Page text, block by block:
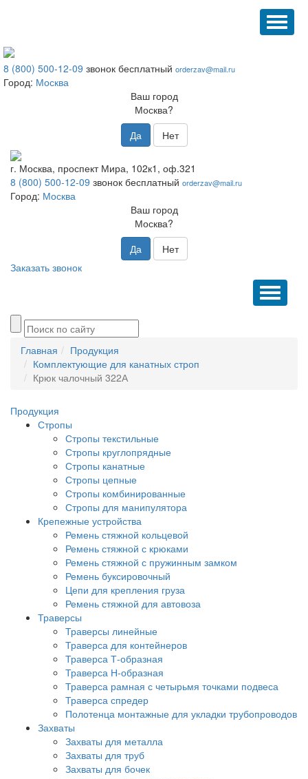
8 (800) 500-12-09 звонок бесплатный orderzav@mail.ru
Город: Москва
Ваш город
Москва?
Да
Нет
г. Москва, проспект Мира, 102к1, оф.321
8 (800) 500-12-09 звонок бесплатный orderzav@mail.ru
Город: Москва
Ваш город
Москва?
Да
Нет
Заказать звонок
Главная
Продукция
Комплектующие для канатных строп
Крюк чалочный 322А
Продукция
Стропы
Стропы текстильные
Стропы круглопрядные
Стропы канатные
Стропы цепные
Стропы комбинированные
Стропы для манипулятора
Крепежные устройства
Ремень стяжной кольцевой
Ремень стяжной с крюками
Ремень стяжной с пружинным замком
Ремень буксировочный
Цепи для крепления груза
Ремень стяжной для автовоза
Траверсы
Траверсы линейные
Траверса для контейнеров
Траверса Т-образная
Траверса Н-образная
Траверса рамная с четырьмя точками подвеса
Траверса спредер
Полотенца монтажные для укладки трубопроводов
Захваты
Захваты для металла
Захваты для труб
Захваты для бочек